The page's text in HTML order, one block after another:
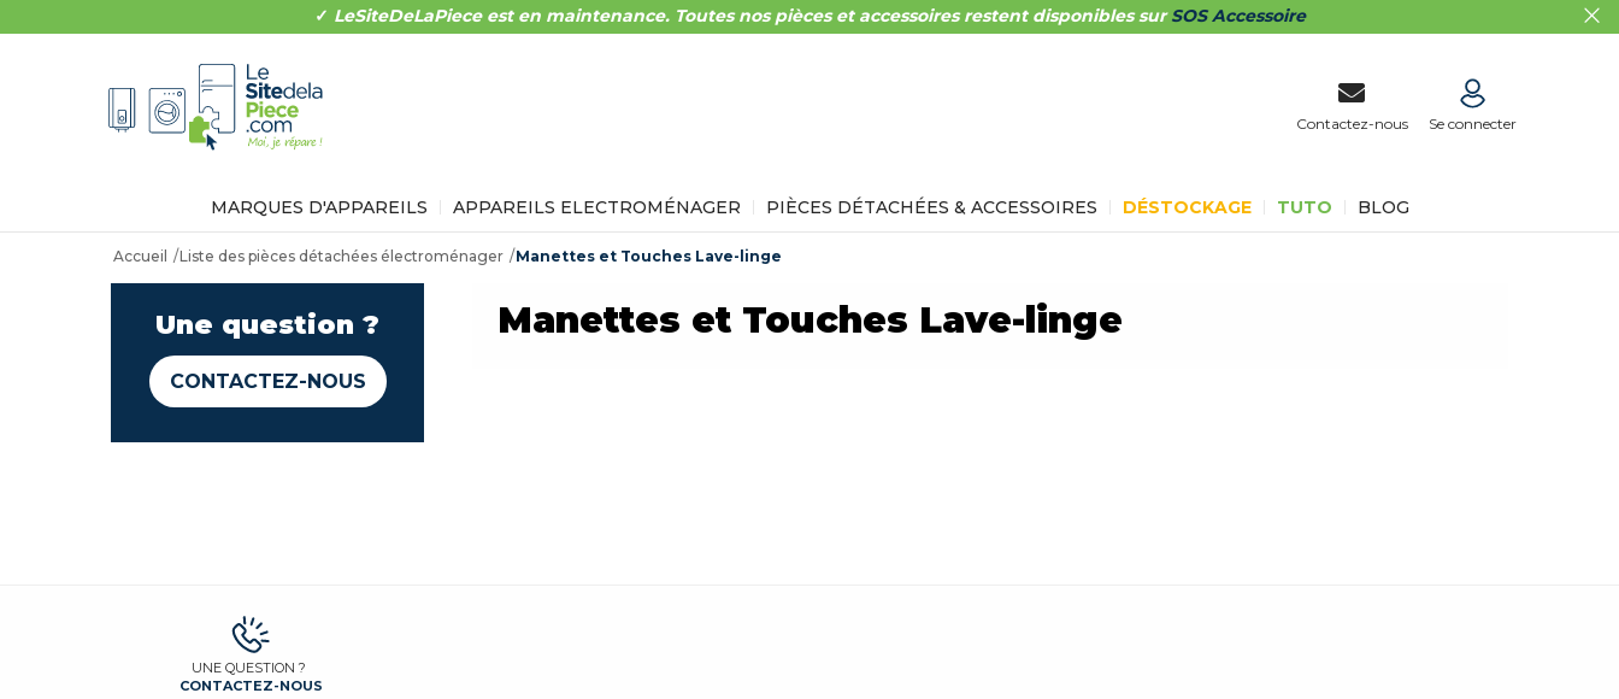
✓ LeSiteDeLaPiece est en maintenance. Toutes nos pièces et accessoires restent disponibles surSOS Accessoire
Contactez-nous Se connecter
MARQUES D'APPAREILS APPAREILS ELECTROMÉNAGER PIÈCES DÉTACHÉES & ACCESSOIRES DÉSTOCKAGE TUTO BLOG
Accueil Liste des pièces détachées électroménager Manettes et Touches Lave-linge
Une question ?
CONTACTEZ-NOUS
Manettes et Touches Lave-linge
UNE QUESTION ?
CONTACTEZ-NOUS